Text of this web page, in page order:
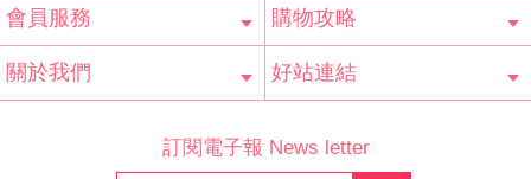
會員服務
會員辨法
客服信箱
隱私條款
網站導覽
購物攻略
常見問題
購物說明
訂單查詢
關於我們 好站連結
福利協會
絲專頁
訂閱電子報 News letter